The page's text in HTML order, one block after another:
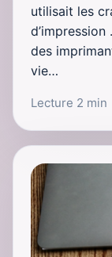
utilisait les
des
vie…
Lecture 2 min